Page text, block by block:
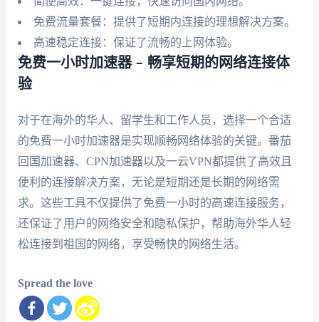
免费流量套餐：提供了短期内连接的理想解决方案。
高速稳定连接：保证了流畅的上网体验。
免费一小时加速器 – 畅享短期的网络连接体
验
对于在海外的华人、留学生和工作人员，选择一个合适
的免费一小时加速器是实现顺畅网络体验的关键。番茄
回国加速器、CPN加速器以及一云VPN都提供了高效且
便利的连接解决方案，无论是短期还是长期的网络需
求。这些工具不仅提供了免费一小时的高速连接服务，
还保证了用户的网络安全和隐私保护，帮助海外华人轻
松连接到祖国的网络，享受畅快的网络生活。
Spread the love